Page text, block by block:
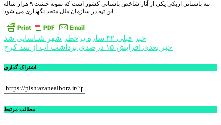
تپه باستانی ازبکی یکی از آثار شاخص باستانی کشور است که نمونه خشت ۹ هزار ساله
این تپه در سازمان ملل متحد نگهداری می شود.
راهبری
نوشته
خبر قبلی ۳۲ سازه پرخطر شهر شناسایی شد
خبر بعدی افزایش ۱۵ درصدی برداشت آب از سد کرج
اشتراک گذاری
مطالب مرتبط